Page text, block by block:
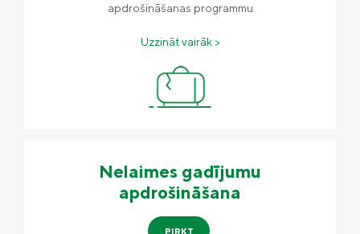
apdrošināšanas programmu
Uzzināt vairāk >
Nelaimes gadījumu
apdrošināšana
PIRKT